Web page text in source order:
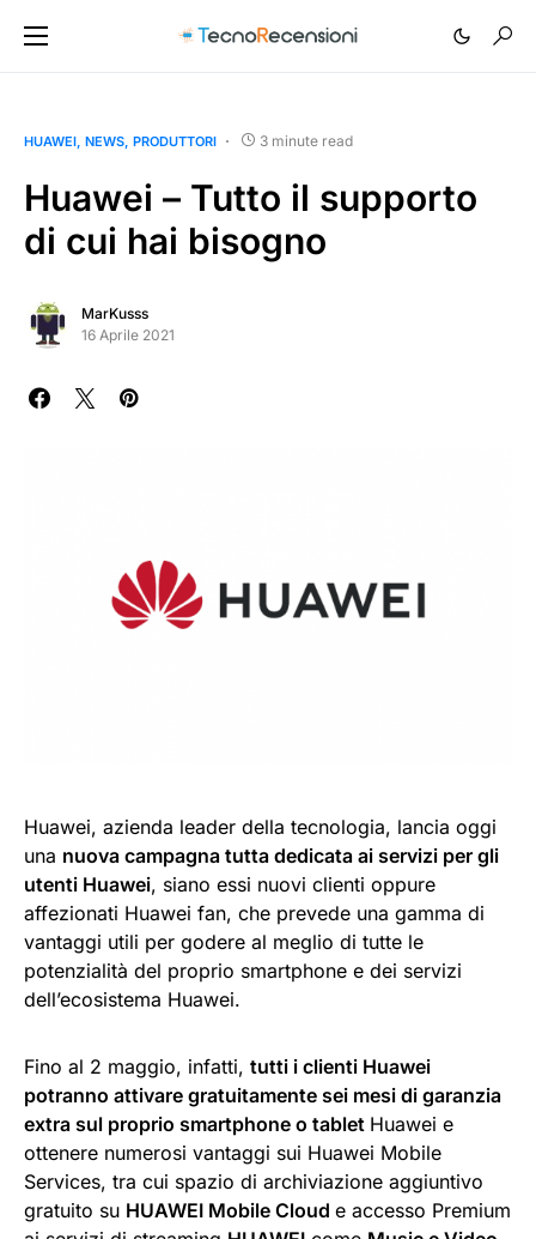
HUAWEI NEWS PRODUTTORI 3 minute read
Huawei – Tutto il supporto
di cui hai bisogno
MarKusss
16 Aprile 2021
Huawei, azienda leader della tecnologia, lancia oggi
una nuova campagna tutta dedicata ai servizi per gli
utenti Huawei, siano essi nuovi clienti oppure
affezionati Huawei fan, che prevede una gamma di
vantaggi utili per godere al meglio di tutte le
potenzialità del proprio smartphone e dei servizi
dell’ecosistema Huawei.
Fino al 2 maggio, infatti, tutti i clienti Huawei
potranno attivare gratuitamente sei mesi di garanzia
extra sul proprio smartphone o tablet Huawei e
ottenere numerosi vantaggi sui Huawei Mobile
Services, tra cui spazio di archiviazione aggiuntivo
gratuito su HUAWEI Mobile Cloud e accesso Premium